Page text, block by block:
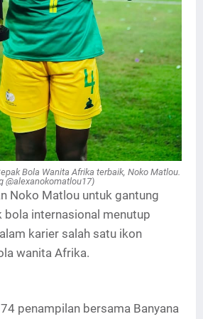
Bola Wanita Afrika terbaik, Noko Matlou.
@alexanokomatlou17)
Noko Matlou untuk gantung
bola internasional menutup
karier salah satu ikon
wanita Afrika.
penampilan bersama Banyana